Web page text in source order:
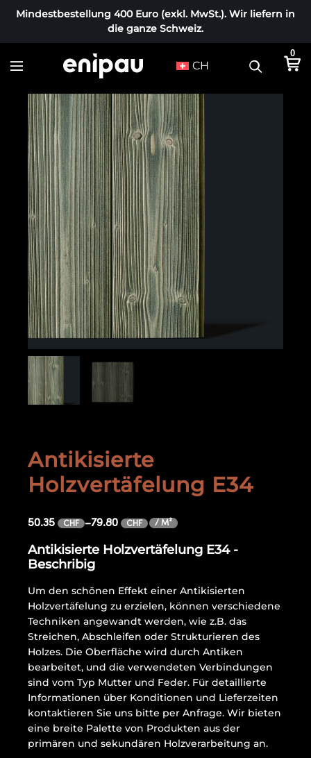
Mindestbestellung 400 Euro (exkl. MwSt.). Wir liefern in
die ganze Schweiz.
CH
0
Antikisierte
Holzvertäfelung E34
50.35 CHF –79.80 CHF / M²
Antikisierte Holzvertäfelung E34 -
Beschribig
Um den schönen Effekt einer Antikisierten
Holzvertäfelung zu erzielen, können verschiedene
Techniken angewandt werden, wie z.B. das
Streichen, Abschleifen oder Strukturieren des
Holzes. Die Oberfläche wird durch Antiken
bearbeitet, und die verwendeten Verbindungen
sind vom Typ Mutter und Feder. Für detaillierte
Informationen über Konditionen und Lieferzeiten
kontaktieren Sie uns bitte per Anfrage. Wir bieten
eine breite Palette von Produkten aus der
primären und sekundären Holzverarbeitung an.